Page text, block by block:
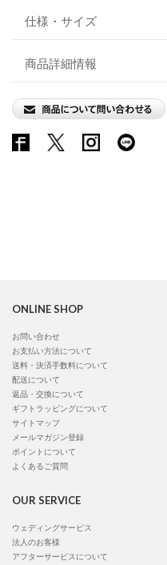
仕様・サイズ
商品詳細情報
ONLINE SHOP
お問い合わせ
お支払い方法について
送料・決済手数料について
配送について
返品・交換について
ギフトラッピングについて
サイトマップ
メールマガジン登録
ポイントについて
よくあるご質問
OUR SERVICE
ウェディングサービス
法人のお客様
アフターサービスについて